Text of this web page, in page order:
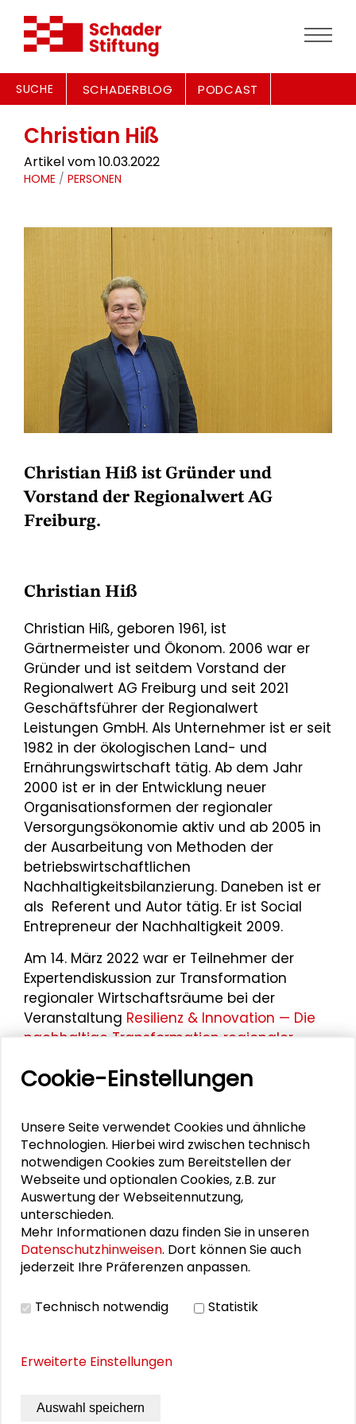
SUCHE SCHADERBLOG PODCAST
Christian Hiß
Artikel vom 10.03.2022
HOME / PERSONEN
Christian Hiß ist Gründer und
Vorstand der Regionalwert AG
Freiburg.
Christian Hiß
Christian Hiß, geboren 1961, ist
Gärtnermeister und Ökonom. 2006 war er
Gründer und ist seitdem Vorstand der
Regionalwert AG Freiburg und seit 2021
Geschäftsführer der Regionalwert
Leistungen GmbH. Als Unternehmer ist er seit
1982 in der ökologischen Land- und
Ernährungswirtschaft tätig. Ab dem Jahr
2000 ist er in der Entwicklung neuer
Organisationsformen der regionaler
Versorgungsökonomie aktiv und ab 2005 in
der Ausarbeitung von Methoden der
betriebswirtschaftlichen
Nachhaltigkeitsbilanzierung. Daneben ist er
als Referent und Autor tätig. Er ist Social
Entrepreneur der Nachhaltigkeit 2009.
Am 14. März 2022 war er Teilnehmer der
Expertendiskussion zur Transformation
regionaler Wirtschaftsräume bei der
Veranstaltung Resilienz & Innovation — Die
nachhaltige Transformation regionaler
Tage der Transformation.
Podcasts "In guter Gesellschaft" mit
Christian Hiß als Gesprächspartner. Sein
Thema:Warum Kleinerbäuer*innen nicht die
Welt ernähren können?.
Personen im Kontext
Karen Lehmann
Cookie-Einstellungen
Unsere Seite verwendet Cookies und ähnliche
Technologien. Hierbei wird zwischen technisch
notwendigen Cookies zum Bereitstellen der
Webseite und optionalen Cookies, z.B. zur
Auswertung der Webseitennutzung,
unterschieden.
Mehr Informationen dazu finden Sie in unseren
Datenschutzhinweisen. Dort können Sie auch
jederzeit Ihre Präferenzen anpassen.
Technisch notwendig Statistik
Erweiterte Einstellungen
Auswahl speichern